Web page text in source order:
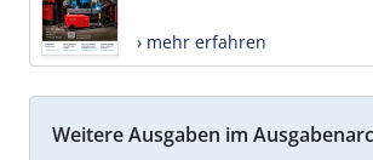
› mehr erfahren
Weitere Ausgaben im